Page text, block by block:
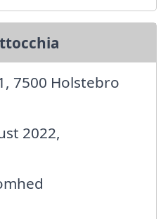
7500 Holstebro
2022,